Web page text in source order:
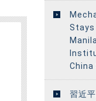
Stays
習近